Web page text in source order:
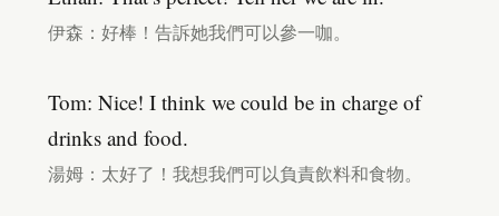
伊森：好棒！告訴她我們可以參一咖。
Tom: Nice! I think we could be in charge of
drinks and food.
湯姆：太好了！我想我們可以負責飲料和食物。